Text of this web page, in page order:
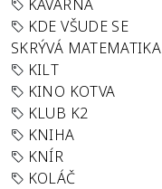
KAVÁRNA
KDE VŠUDE SE
SKRÝVÁ MATEMATIKA
KILT
KINO KOTVA
KLUB K2
KNIHA
KNÍR
KOLÁČ